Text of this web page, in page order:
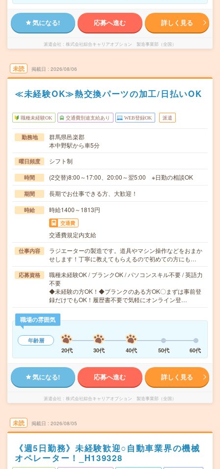
気になる! 応募へ進む 詳しく見る
派遣会社 株式会社綜合キャリアオプション 製造事業部（全国）
未読 掲載日 2026/08/06
≪未経験OK≫熱交換パーツの加工/日払いOK
職種未経験OK 交通費別途支給あり WEB登録OK 派遣
勤務地
群馬県邑楽郡
本中野駅から車5分
曜日頻度 シフト制
時間 (2交替)8:00～17:00、20:00～翌5:00 ※日勤の相談OK
期間 長期でお仕事できる方、大歓迎！
時給 時給1400～1813円
交通費
交通費規定内支給
仕事内容
ラジエーターの製造です。道具やマシン操作などをおまか
せします！丁寧に教えてもらえるので初めての方にも…
応募資格
職種未経験OK / ブランクOK / パソコンスキル不要 / 英語力
不要
◆未経験の方OK！◆ブランクのある方OK〇まずは事前登
録だけでもOK！履歴書不要で気軽にオンライン登…
職場の雰囲気
年齢層
20代
30代 40代 50代 60代
気になる! 応募へ進む 詳しく見る
派遣会社 株式会社綜合キャリアオプション 製造事業部（全国）
未読 掲載日 2026/08/05
《週5日勤務》未経験歓迎○自動車業界の機械
オペレーター！_H139328